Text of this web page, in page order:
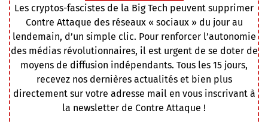
Les cryptos-fascistes de la Big Tech peuvent supprimer
Contre Attaque des réseaux « sociaux » du jour au
lendemain, d’un simple clic. Pour renforcer l’autonomie
des médias révolutionnaires, il est urgent de se doter de
moyens de diffusion indépendants. Tous les 15 jours,
recevez nos dernières actualités et bien plus
directement sur votre adresse mail en vous inscrivant à
la newsletter de Contre Attaque !